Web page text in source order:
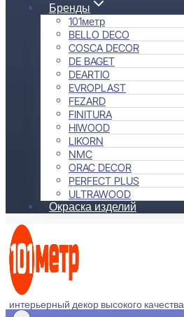
Бренды
101метр
BELLO DECO
COSCA DECOR
DE BAGET
DEARTIO
EVROPLAST
FEZARD
FINITURA
HIWOOD
LIKORN
NMC
ORAC DECOR
PERFECT PLUS
ULTRAWOOD
Окраска изделий
интерьерный декор высокого качества